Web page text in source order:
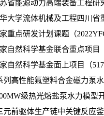
省能源动力高端装备工程研
大学流体机械及工程四川省
重点研发计划课题（
自然科学基金联合重点项目
自然科学基金面上项目（
列高性能氟塑料合金磁力泵
级热光熔盐泵水力模型
元前驱体生产链中关键反应